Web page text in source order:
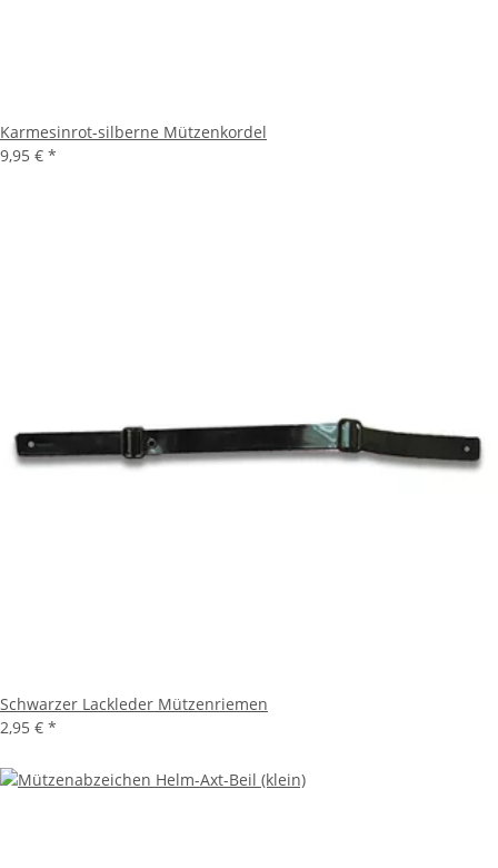
Karmesinrot-silberne Mützenkordel
9,95 € *
Schwarzer Lackleder Mützenriemen
2,95 € *